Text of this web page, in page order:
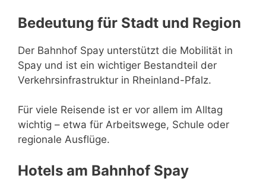
Bedeutung für Stadt und Region
Der Bahnhof Spay unterstützt die Mobilität in
Spay und ist ein wichtiger Bestandteil der
Verkehrsinfrastruktur in Rheinland-Pfalz.
Für viele Reisende ist er vor allem im Alltag
wichtig – etwa für Arbeitswege, Schule oder
regionale Ausflüge.
Hotels am Bahnhof Spay